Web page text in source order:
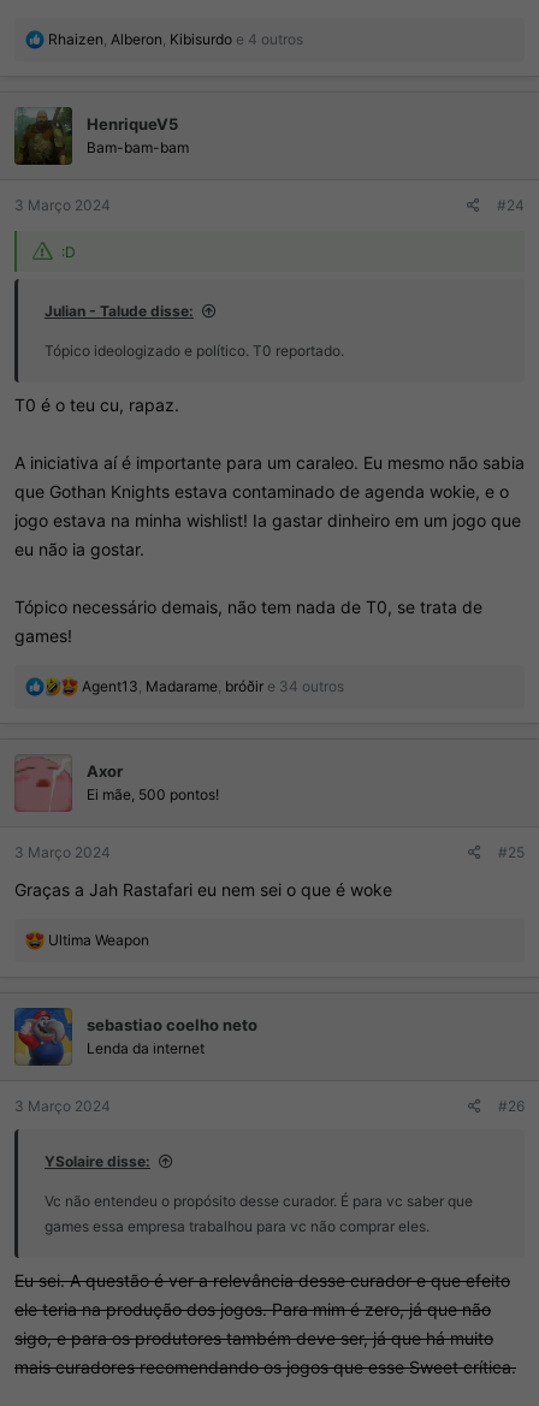
R
ç
õ
e
s
Rhaizen, Alberon, Kibisurdo e 4 outros
HenriqueV5
Bam-bam-bam
3 Março 2024 #24
:D
Julian - Talude disse:
Tópico ideologizado e político. T0 reportado.
T0 é o teu cu, rapaz.
A iniciativa aí é importante para um caraleo. Eu mesmo não sabia
que Gothan Knights estava contaminado de agenda wokie, e o
jogo estava na minha wishlist! Ia gastar dinheiro em um jogo que
eu não ia gostar.
Tópico necessário demais, não tem nada de T0, se trata de
games!
R
õ
e
Agent13, Madarame, bróðir e 34 outros
Axor
Ei mãe, 500 pontos!
3 Março 2024 #25
Graças a Jah Rastafari eu nem sei o que é woke
R
ç
õ
e
s
Ultima Weapon
sebastiao coelho neto
Lenda da internet
3 Março 2024 #26
YSolaire disse:
Vc não entendeu o propósito desse curador. É para vc saber que
games essa empresa trabalhou para vc não comprar eles.
Eu sei. A questão é ver a relevância desse curador e que efeito
ele teria na produção dos jogos. Para mim é zero, já que não
sigo, e para os produtores também deve ser, já que há muito
mais curadores recomendando os jogos que esse Sweet crítica.